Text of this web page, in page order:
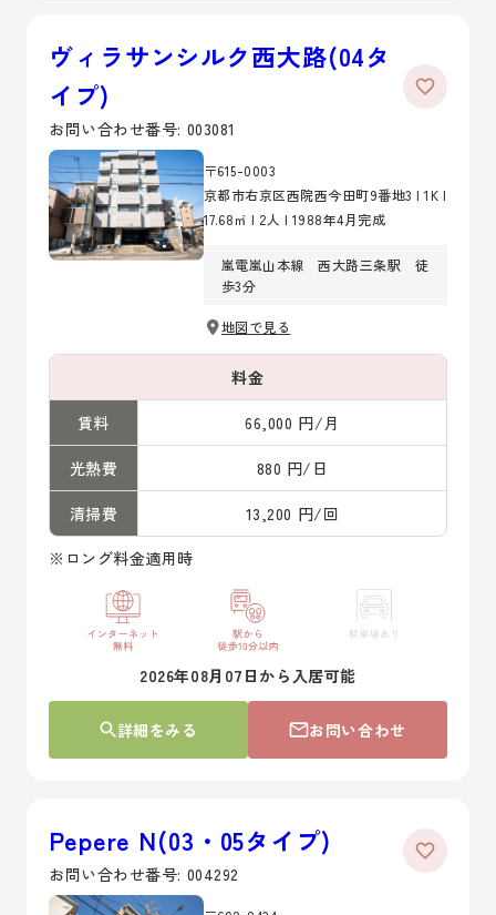
ヴィラサンシルク西大路(04タ
イプ)
お問い合わせ番号: 003081
〒615-0003
京都市右京区西院西今田町9番地3 | 1K |
17.68㎡ | 2人 | 1988年4月完成
嵐電嵐山本線 西大路三条駅 徒
歩3分
地図で見る
料金
賃料 66,000 円/月
光熱費 880 円/日
清掃費
13,200 円/回
※ロング料金適用時
2026年08月07日から入居可能
詳細をみる お問い合わせ
Pepere N(03・05タイプ)
お問い合わせ番号: 004292